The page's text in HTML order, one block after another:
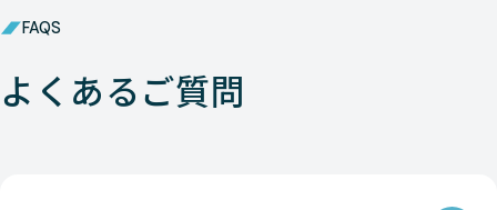
FAQS
よくあるご質問